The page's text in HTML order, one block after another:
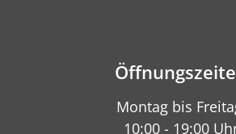
Montag bis
10:00 - 19:00